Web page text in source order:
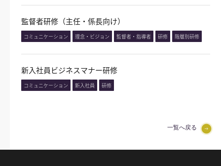
監督者研修（主任・係長向け）
コミュニケーション 理念・ビジョン 監督者・指導者 研修 階層別研修
新入社員ビジネスマナー研修
コミュニケーション 新入社員 研修
一覧へ戻る